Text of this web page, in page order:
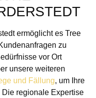
ermöglicht es Tree
zu
vor Ort
unsere weiteren
und Fällung, um Ihre
regionale Expertise